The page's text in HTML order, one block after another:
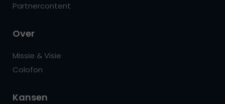
Partnercontent
Over
Missie & Visie
Colofon
Kansen